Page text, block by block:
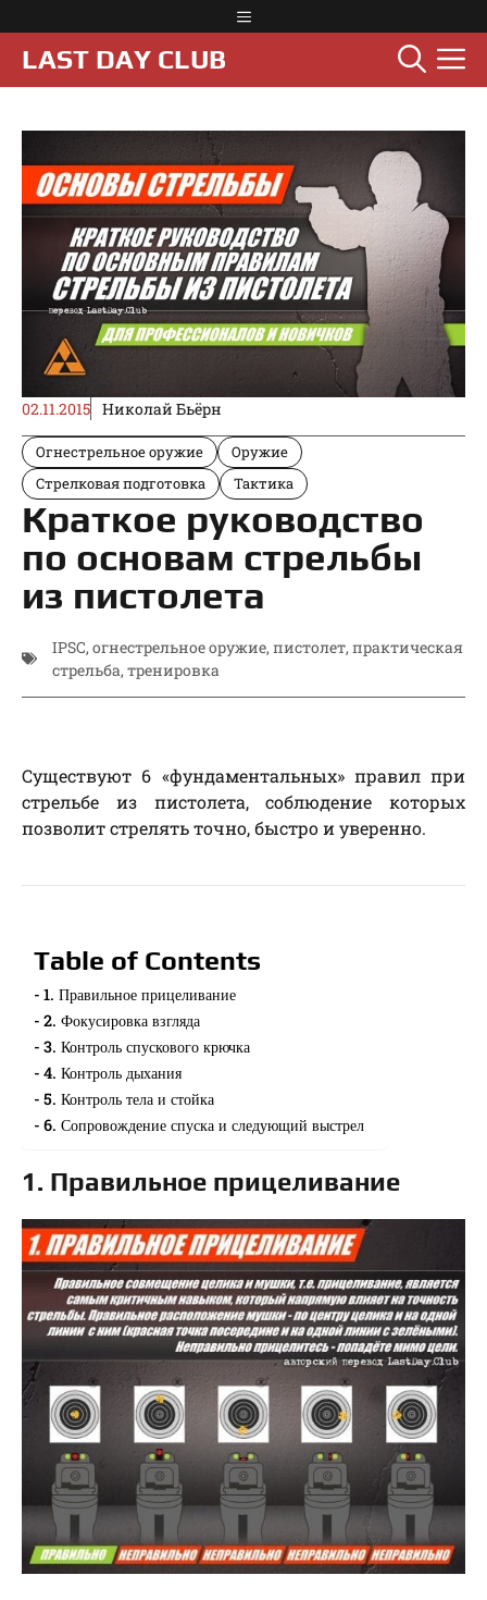
к
содержимому
Меню
LAST DAY CLUB
02.11.2015 Николай Бьёрн
Огнестрельное оружие
Оружие
Стрелковая подготовка
Тактика
Краткое руководство
по основам стрельбы
из пистолета
IPSC, огнестрельное оружие, пистолет, практическая
стрельба, тренировка
Существуют 6 «фундаментальных» правил при
стрельбе из пистолета, соблюдение которых
позволит стрелять точно, быстро и уверенно.
Table of Contents
1. Правильное прицеливание
2. Фокусировка взгляда
3. Контроль спускового крючка
4. Контроль дыхания
5. Контроль тела и стойка
6. Сопровождение спуска и следующий выстрел
1. Правильное прицеливание